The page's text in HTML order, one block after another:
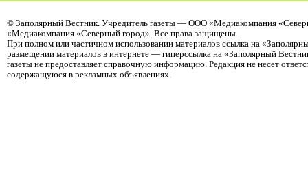
© Заполярный Вестник. Учредитель газеты — ООО «Медиакомпания
«Медиакомпания «Северный город». Все права защищены.
При полном или частичном использовании материалов ссылка на
размещении материалов в интернете — гиперссылка на «Заполярный
газеты не предоставляет справочную информацию. Редакция не несет
содержащуюся в рекламных объявлениях.